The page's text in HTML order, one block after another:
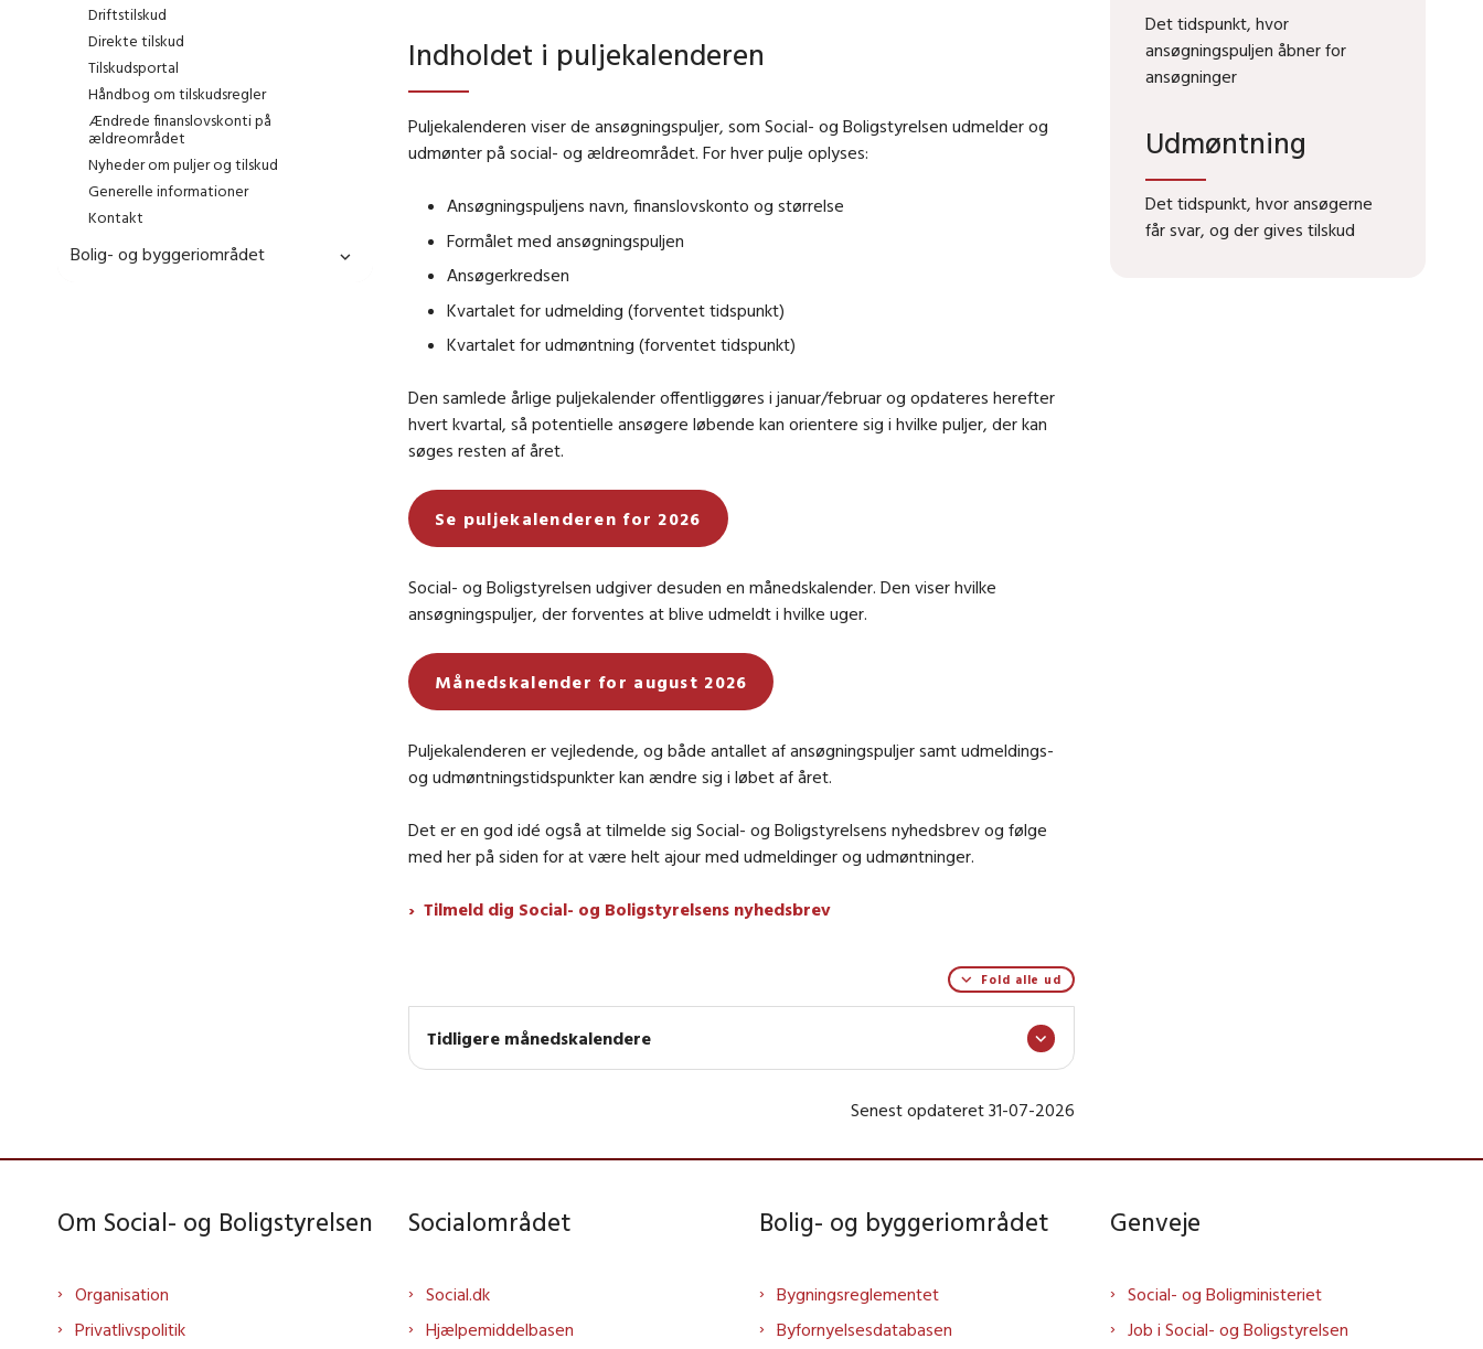
Driftstilskud
Direkte tilskud
Tilskudsportal
Håndbog om tilskudsregler
Ændrede finanslovskonti på
ældreområdet
Nyheder om puljer og tilskud
Generelle informationer
Kontakt
Bolig- og byggeriområdet
Indholdet i puljekalenderen
Puljekalenderen viser de ansøgningspuljer, som Social- og Boligstyrelsen udmelder og
udmønter på social- og ældreområdet. For hver pulje oplyses:
Ansøgningspuljens navn, finanslovskonto og størrelse
Formålet med ansøgningspuljen
Ansøgerkredsen
Kvartalet for udmelding (forventet tidspunkt)
Kvartalet for udmøntning (forventet tidspunkt)
Den samlede årlige puljekalender offentliggøres i januar/februar og opdateres herefter
hvert kvartal, så potentielle ansøgere løbende kan orientere sig i hvilke puljer, der kan
søges resten af året.
Se puljekalenderen for 2026
Social- og Boligstyrelsen udgiver desuden en månedskalender. Den viser hvilke
ansøgningspuljer, der forventes at blive udmeldt i hvilke uger.
Månedskalender for august 2026
Puljekalenderen er vejledende, og både antallet af ansøgningspuljer samt udmeldings-
og udmøntningstidspunkter kan ændre sig i løbet af året.
Det er en god idé også at tilmelde sig Social- og Boligstyrelsens nyhedsbrev og følge
med her på siden for at være helt ajour med udmeldinger og udmøntninger.
Tilmeld dig Social- og Boligstyrelsens nyhedsbrev
Fold alle ud
Tidligere månedskalendere
Senest opdateret 31-07-2026
Det tidspunkt, hvor
ansøgningspuljen åbner for
ansøgninger
Udmøntning
Det tidspunkt, hvor ansøgerne
får svar, og der gives tilskud
Om Social- og Boligstyrelsen
Organisation
Privatlivspolitik
Socialområdet
Social.dk
Hjælpemiddelbasen
Bolig- og byggeriområdet
Bygningsreglementet
Byfornyelsesdatabasen
Genveje
Social- og Boligministeriet
Job i Social- og Boligstyrelsen